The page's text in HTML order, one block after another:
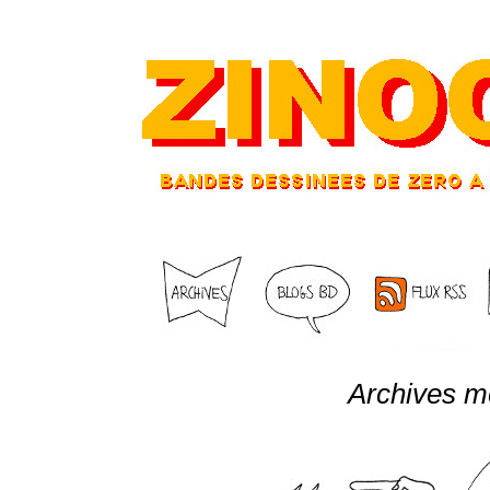
Archives